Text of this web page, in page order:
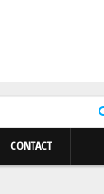
CONTACT